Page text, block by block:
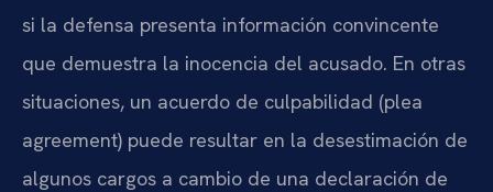
si la defensa presenta información convincente
que demuestra la inocencia del acusado. En otras
situaciones, un acuerdo de culpabilidad (plea
agreement) puede resultar en la desestimación de
algunos cargos a cambio de una declaración de